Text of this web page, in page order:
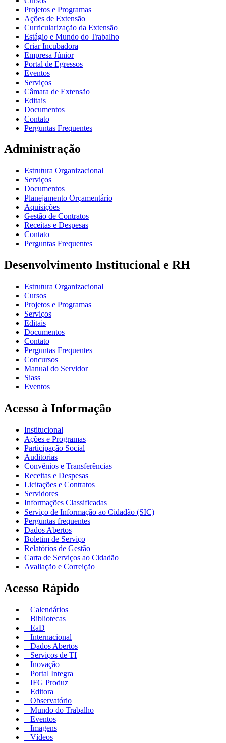
Projetos e Programas
Ações de Extensão
Curricularização da Extensão
Estágio e Mundo do Trabalho
Criar Incubadora
Empresa Júnior
Portal de Egressos
Eventos
Serviços
Câmara de Extensão
Editais
Documentos
Contato
Perguntas Frequentes
Administração
Estrutura Organizacional
Serviços
Documentos
Planejamento Orçamentário
Aquisições
Gestão de Contratos
Receitas e Despesas
Contato
Perguntas Frequentes
Desenvolvimento Institucional e RH
Estrutura Organizacional
Cursos
Projetos e Programas
Serviços
Editais
Documentos
Contato
Perguntas Frequentes
Concursos
Manual do Servidor
Siass
Eventos
Acesso à Informação
Institucional
Ações e Programas
Participação Social
Auditorias
Convênios e Transferências
Receitas e Despesas
Licitações e Contratos
Servidores
Informações Classificadas
Serviço de Informação ao Cidadão (SIC)
Perguntas frequentes
Dados Abertos
Boletim de Serviço
Relatórios de Gestão
Carta de Serviços ao Cidadão
Avaliação e Correição
Acesso Rápido
Calendários
Bibliotecas
EaD
Internacional
Dados Abertos
Serviços de TI
Inovação
Portal Integra
IFG Produz
Editora
Observatório
Mundo do Trabalho
Eventos
Imagens
Vídeos